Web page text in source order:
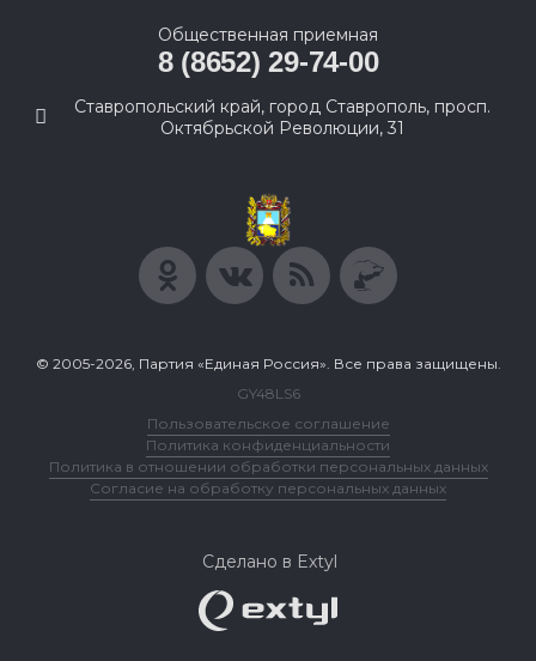
Общественная приемная
8 (8652) 29-74-00
Ставропольский край, город Ставрополь, просп.
Октябрьской Революции, 31
© 2005-2026, Партия «Единая Россия». Все права защищены.
GY48LS6
Пользовательское соглашение
Политика конфиденциальности
Политика в отношении обработки персональных данных
Согласие на обработку персональных данных
Сделано в Extyl